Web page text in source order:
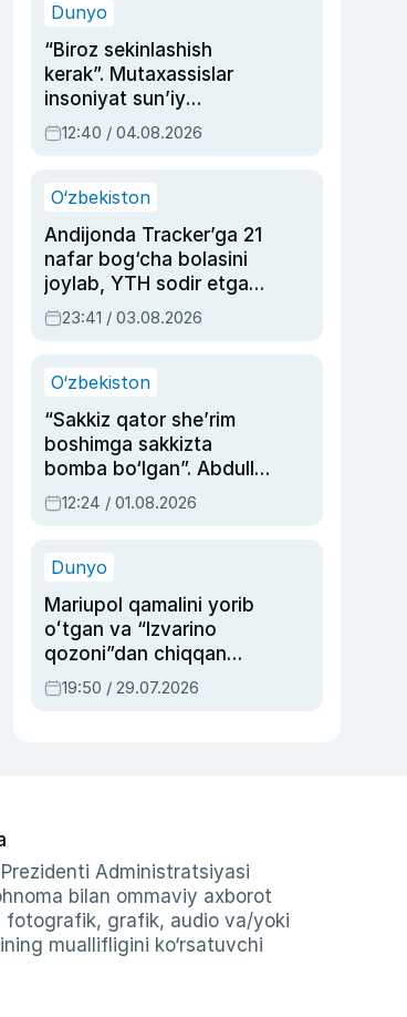
Dunyo
“Biroz sekinlashish
kerak”. Mutaxassislar
insoniyat sun’iy
intellektni boshqara
olmay qolishidan xavotir
12:40 / 04.08.2026
O‘zbekiston
Andijonda Tracker’ga 21
nafar bog‘cha bolasini
joylab, YTH sodir etgan
ayolga sud hukmi o‘qildi
23:41 / 03.08.2026
O‘zbekiston
“Sakkiz qator she’rim
boshimga sakkizta
bomba bo‘lgan”. Abdulla
Oripovni siyosiy
ayblovlardan asrab
12:24 / 01.08.2026
Dunyo
Mariupol qamalini yorib
oʻtgan va “Izvarino
qozoni”dan chiqqan
qahramon — Ukraina
armiyasi bosh
19:50 / 29.07.2026
Administratsiyasi
bilan ommaviy axborot
fotografik, grafik, audio va/yoki
muallifligini ko‘rsatuvchi